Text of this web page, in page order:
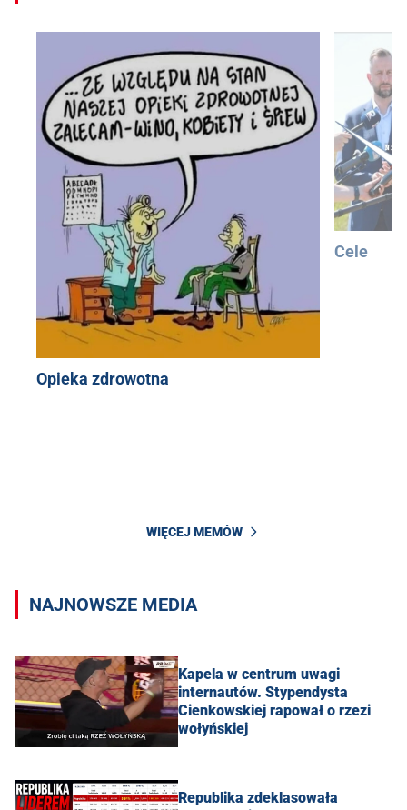
Opieka zdrowotna
Cele
WIĘCEJ MEMÓW
NAJNOWSZE MEDIA
Kapela w centrum uwagi
internautów. Stypendysta
Cienkowskiej rapował o rzezi
wołyńskiej
Republika zdeklasowała